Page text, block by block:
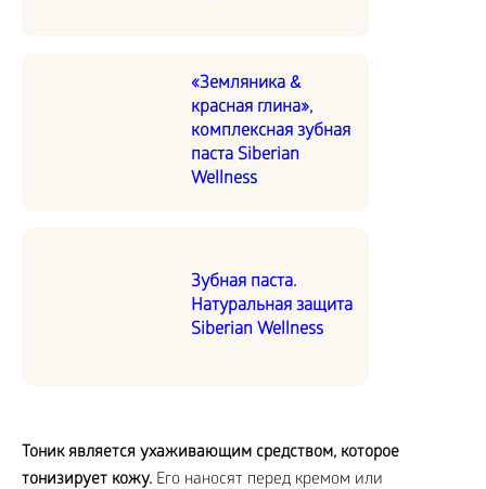
«Земляника &
красная глина»,
комплексная зубная
паста Siberian
Wellness
Зубная паста.
Натуральная защита
Siberian Wellness
Тоник является ухаживающим средством, которое
тонизирует кожу. Его наносят перед кремом или